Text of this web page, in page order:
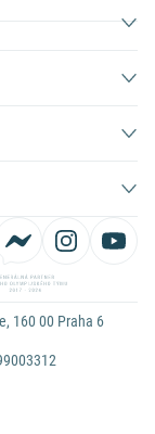
160 00 Praha 6